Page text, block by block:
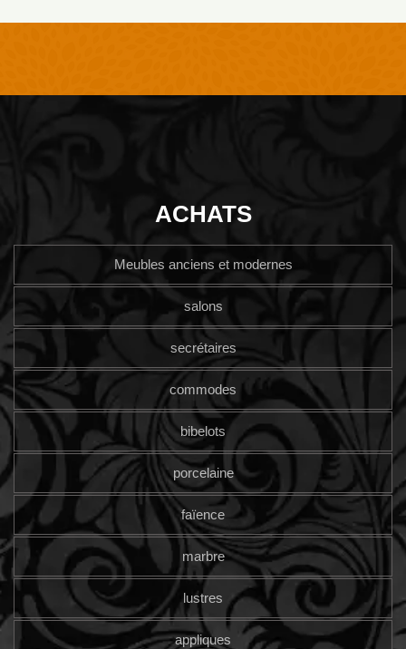
ACHATS
Meubles anciens et modernes
salons
secrétaires
commodes
bibelots
porcelaine
faïence
marbre
lustres
appliques